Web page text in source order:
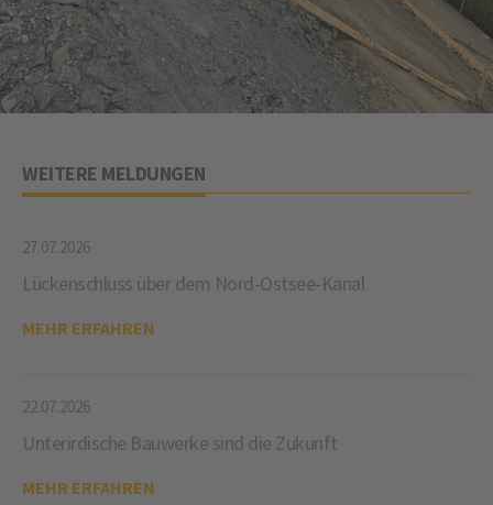
WEITERE MELDUNGEN
27.07.2026
Lückenschluss über dem Nord-Ostsee-Kanal
MEHR ERFAHREN
22.07.2026
Unterirdische Bauwerke sind die Zukunft
MEHR ERFAHREN